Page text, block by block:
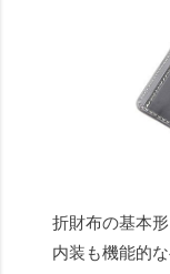
折財布の基本形
内装も機能的